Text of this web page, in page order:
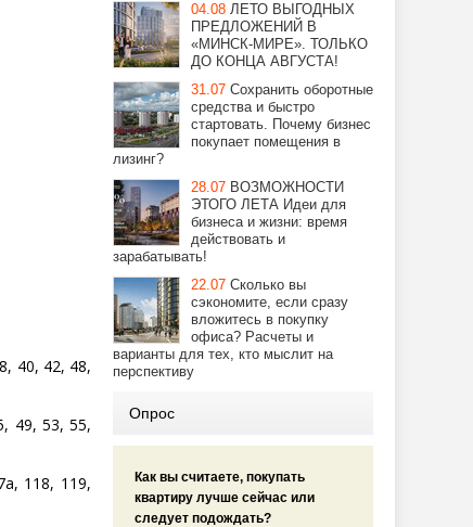
40, 42, 48,
49, 53, 55,
118, 119,
04.08 ЛЕТО ВЫГОДНЫХ
ПРЕДЛОЖЕНИЙ В
«МИНСК-МИРЕ». ТОЛЬКО
ДО КОНЦА АВГУСТА!
31.07 Сохранить оборотные
средства и быстро
стартовать. Почему бизнес
покупает помещения в
лизинг?
28.07 ВОЗМОЖНОСТИ
ЭТОГО ЛЕТА Идеи для
бизнеса и жизни: время
действовать и
зарабатывать!
22.07 Сколько вы
сэкономите, если сразу
вложитесь в покупку
офиса? Расчеты и
варианты для тех, кто мыслит на
перспективу
Опрос
Как вы считаете, покупать
квартиру лучше сейчас или
следует подождать?